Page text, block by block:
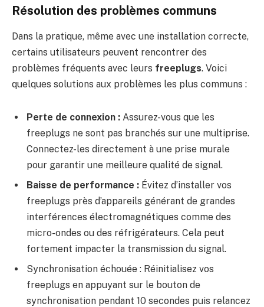
Résolution des problèmes communs
Dans la pratique, même avec une installation correcte,
certains utilisateurs peuvent rencontrer des
problèmes fréquents avec leurs freeplugs. Voici
quelques solutions aux problèmes les plus communs :
Perte de connexion : Assurez-vous que les
freeplugs ne sont pas branchés sur une multiprise.
Connectez-les directement à une prise murale
pour garantir une meilleure qualité de signal.
Baisse de performance : Évitez d’installer vos
freeplugs près d’appareils générant de grandes
interférences électromagnétiques comme des
micro-ondes ou des réfrigérateurs. Cela peut
fortement impacter la transmission du signal.
Synchronisation échouée : Réinitialisez vos
freeplugs en appuyant sur le bouton de
synchronisation pendant 10 secondes puis relancez